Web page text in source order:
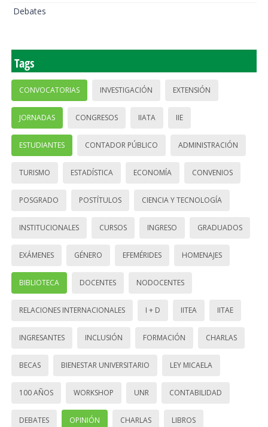
Debates
Tags
CONVOCATORIAS INVESTIGACIÓN EXTENSIÓN
JORNADAS CONGRESOS IIATA IIE
ESTUDIANTES CONTADOR PÚBLICO ADMINISTRACIÓN
TURISMO ESTADÍSTICA ECONOMÍA CONVENIOS
POSGRADO POSTÍTULOS CIENCIA Y TECNOLOGÍA
INSTITUCIONALES CURSOS INGRESO GRADUADOS
EXÁMENES GÉNERO EFEMÉRIDES HOMENAJES
BIBLIOTECA DOCENTES NODOCENTES
RELACIONES INTERNACIONALES I + D IITEA IITAE
INGRESANTES INCLUSIÓN FORMACIÓN CHARLAS
BECAS BIENESTAR UNIVERSITARIO LEY MICAELA
100 AÑOS WORKSHOP UNR CONTABILIDAD
DEBATES OPINIÓN CHARLAS LIBROS